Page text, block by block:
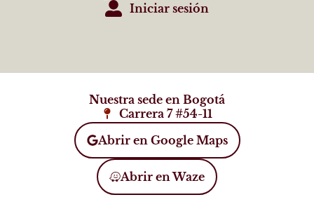
Iniciar sesión
Nuestra sede en Bogotá
Carrera 7 #54-11
Abrir en Google Maps
Abrir en Waze